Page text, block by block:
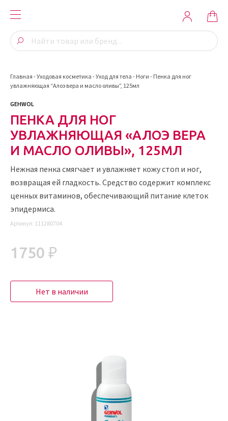
Главная -Уходовая косметика -Уход для тела - Ноги - Пенка для ног
увлажняющая “Алоэ вера и масло оливы”, 125мл
Нет в наличии
GEHWOL
ПЕНКА ДЛЯ НОГ
УВЛАЖНЯЮЩАЯ «АЛОЭ ВЕРА
И МАСЛО ОЛИВЫ», 125МЛ
Нежная пенка смягчает и увлажняет кожу стоп и ног,
возвращая ей гладкость. Средство содержит комплекс
ценных витаминов, обеспечивающий питание клеток
эпидермиса.
Артикул: 111280704
1750 ₽